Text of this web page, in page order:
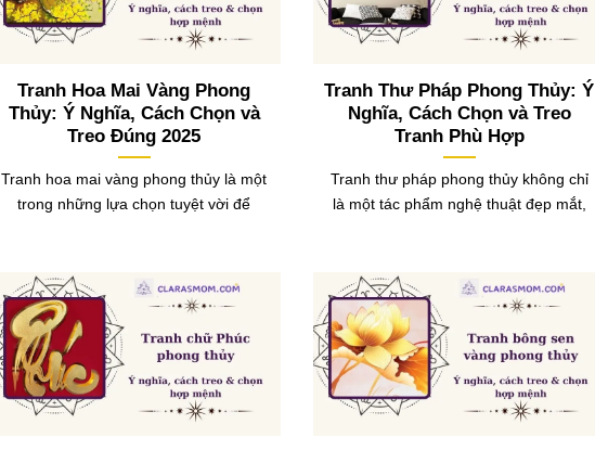
Tranh Hoa Mai Vàng Phong
Thủy: Ý Nghĩa, Cách Chọn và
Treo Đúng 2025
Tranh hoa mai vàng phong thủy là một
trong những lựa chọn tuyệt vời để
Tranh Thư Pháp Phong Thủy: Ý
Nghĩa, Cách Chọn và Treo
Tranh Phù Hợp
Tranh thư pháp phong thủy không chỉ
là một tác phẩm nghệ thuật đẹp mắt,